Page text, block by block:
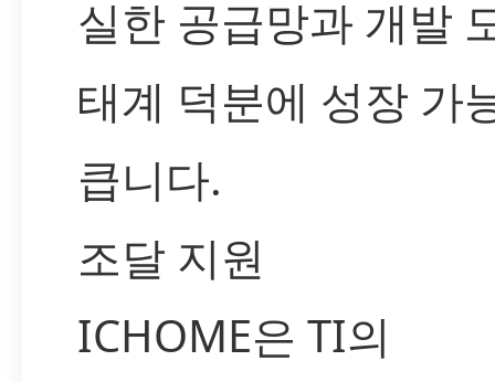
실한 공급망과 개발
태계 덕분에 성장 가
큽니다.
조달 지원
ICHOME은 TI의